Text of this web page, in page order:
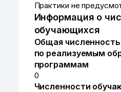
Практики не
Информация о
обучающихся
Общая
по реализуемым
программам
0
Численности